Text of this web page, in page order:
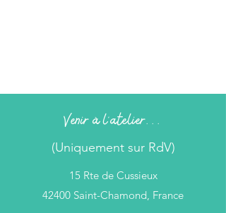
Venir à l'atelier...
(Uniquement sur RdV)
15 Rte de Cussieux
42400 Saint-Chamond, France